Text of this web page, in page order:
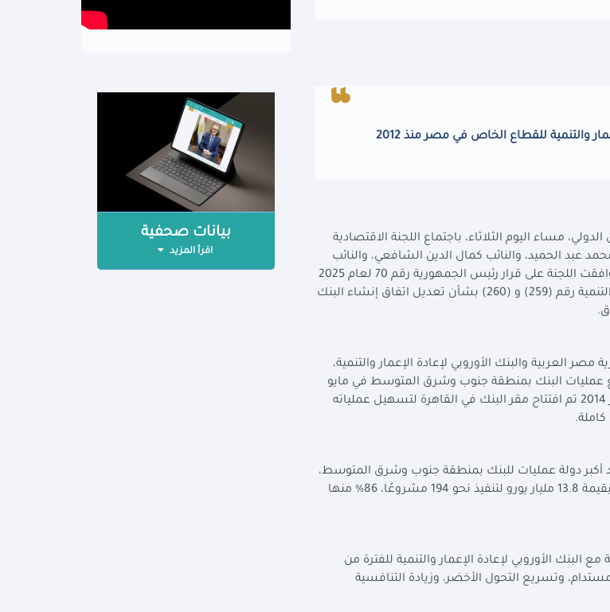
والتنمية للقطاع الخاص في مصر منذ 2012
مساء اليوم الثلاثاء، باجتماع اللجنة الاقتصادية
عبد الحميد، والنائب كمال الدين الشافعي، والنائب
طارق حسن عمار، أمين سر اللجنة، وأعضاء اللجنة من السادة النواب. حيث وافقت اللجنة على قرار رئيس الجمهورية رقم 70 لعام 2025
بشأن الموافقة على قراري مجلس محافظي البنك الأوروبي لإعادة الإعمار والتنمية رقم (259) و (260) بشأن تعديل اتفاق إنشاء البنك
.
العربية والبنك الأوروبي لإعادة الإعمار والتنمية،
توسيع عمليات البنك بمنطقة جنوب وشرق المتوسط في مايو
2011 تقدمت مصر بطلب للتحول إلى دولة عمليات، مشيرة إلى أنه في نوفمبر 2014 تم افتتاح مقر البنك في القاهرة لتسهيل عملياته
.
أكبر دولة عمليات للبنك بمنطقة جنوب وشرق المتوسط،
ومنذ بدء البنك استثماراته في مصر خلال عام 2012 فقد تم ضخ استثمارات بقيمة 13.8 مليار يورو لتنفيذ نحو 194 مشروعًا، 86% منها
البنك الأوروبي لإعادة الإعمار والتنمية للفترة من
وتسريع التحول الأخضر، وزيادة التنافسية
بيانات صحفية
اقرأ المزيد